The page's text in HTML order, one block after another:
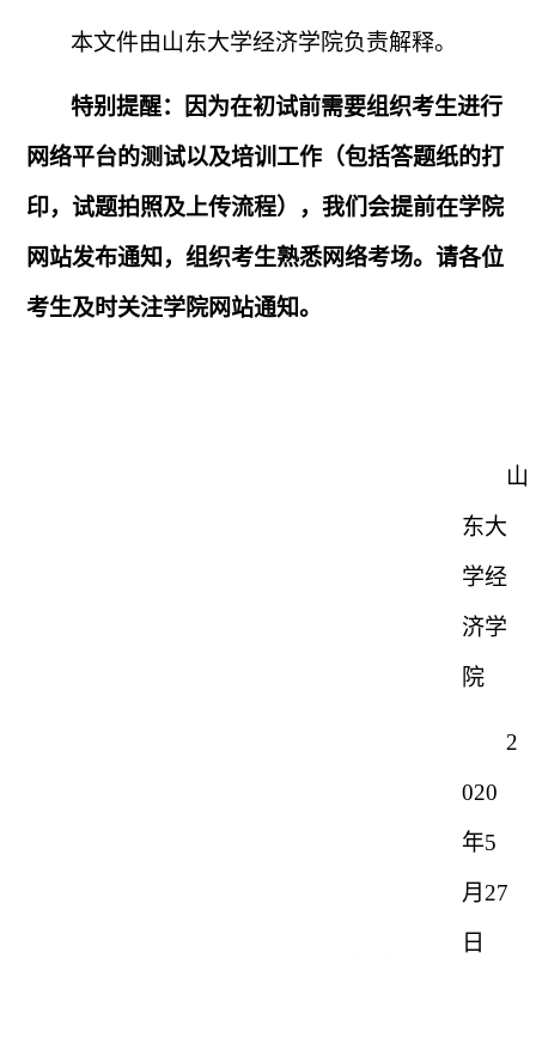
本文件由山东大学经济学院负责解释。
特别提醒：因为在初试前需要组织考生进行
网络平台的测试以及培训工作（包括答题纸的打
印，试题拍照及上传流程），我们会提前在学院
网站发布通知，组织考生熟悉网络考场。请各位
考生及时关注学院网站通知。
山
东大
学经
济学
院
2
020
年5
月 27
日